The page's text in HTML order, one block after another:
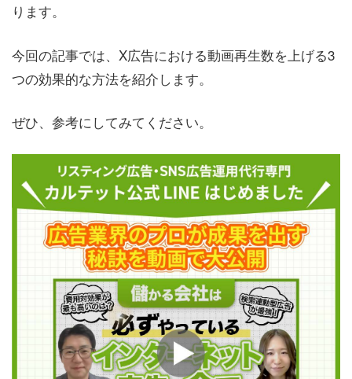
ります。
今回の記事では、X広告における動画再生数を上げる3
つの効果的な方法を紹介します。
ぜひ、参考にしてみてください。